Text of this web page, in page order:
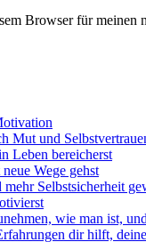
Browser für meinen
Mut und
Leben bereicherst
Wege gehst
Selbstsicherheit
wie man ist,
dir hilft,